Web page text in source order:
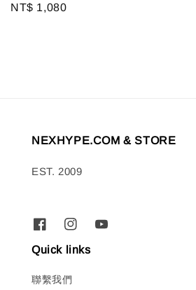
Regular
NT$ 1,080
NEXHYPE.COM & STORE
EST. 2009
Quick links
聯繫我們